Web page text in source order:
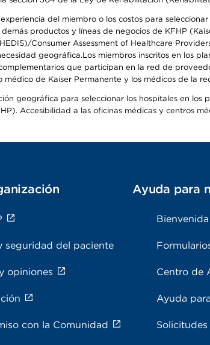
del miembro o los costos para
productos y líneas de negocios de KFHP
Consumer Assessment of Healthcare
geográfica.Los miembros inscritos en los
que participan en la red de
de Kaiser Permanente y los médicos de la
geográfica para seleccionar los hospitales en
Accesibilidad a las oficinas médicas y centros
seguridad del paciente
opiniones
con la Comunidad
Ayuda para
Centro de
Ayuda